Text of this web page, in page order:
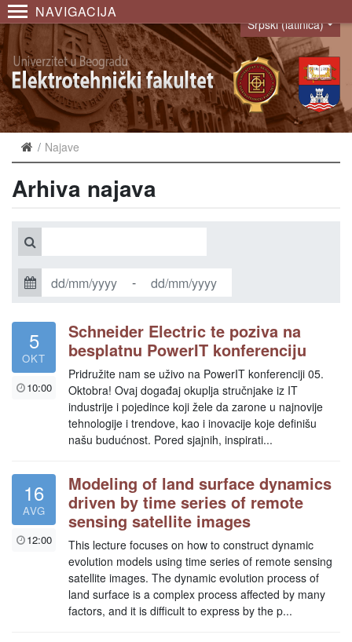
NAVIGACIJA
Language
Srpski (latinica)
Najave
Arhiva najava
-
5
OKT
10:00
Schneider Electric te poziva na
besplatnu PowerIT konferenciju
Pridružite nam se uživo na PowerIT konferenciji 05.
Oktobra! Ovaj događaj okuplja stručnjake iz IT
industrije i pojedince koji žele da zarone u najnovije
tehnologije i trendove, kao i inovacije koje definišu
našu budućnost. Pored sjajnih, inspirati...
16
AVG
12:00
Modeling of land surface dynamics
driven by time series of remote
sensing satellite images
This lecture focuses on how to construct dynamic
evolution models using time series of remote sensing
satellite images. The dynamic evolution process of
land surface is a complex process affected by many
factors, and it is difficult to express by the p...